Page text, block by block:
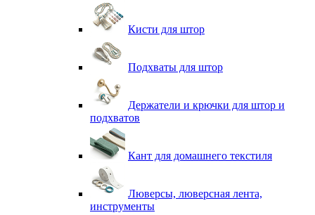
Кисти для штор
Подхваты для штор
Держатели и крючки для штор и
подхватов
Кант для домашнего текстиля
Люверсы, люверсная лента,
инструменты